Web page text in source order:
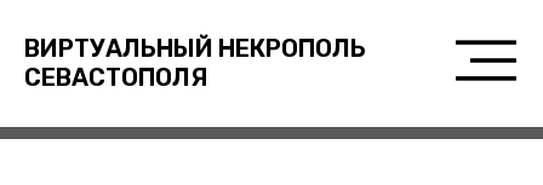
ВИРТУАЛЬНЫЙ НЕКРОПОЛЬ
СЕВАСТОПОЛЯ